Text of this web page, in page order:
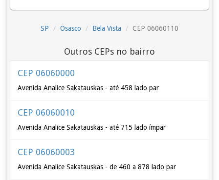
SP Osasco Bela Vista CEP 06060110
Outros CEPs no bairro
CEP 06060000
Avenida Analice Sakatauskas - até 458 lado par
CEP 06060010
Avenida Analice Sakatauskas - até 715 lado ímpar
CEP 06060003
Avenida Analice Sakatauskas - de 460 a 878 lado par